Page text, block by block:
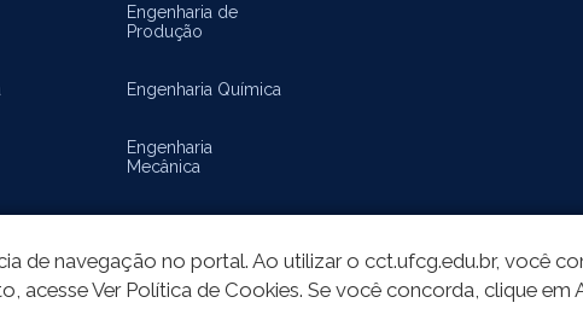
Engenharia de
Produção
Engenharia Química
Engenharia
Mecânica
de navegação no portal. Ao utilizar o cct.ufcg.edu.br, você
acesse Ver Política de Cookies. Se você concorda, clique em